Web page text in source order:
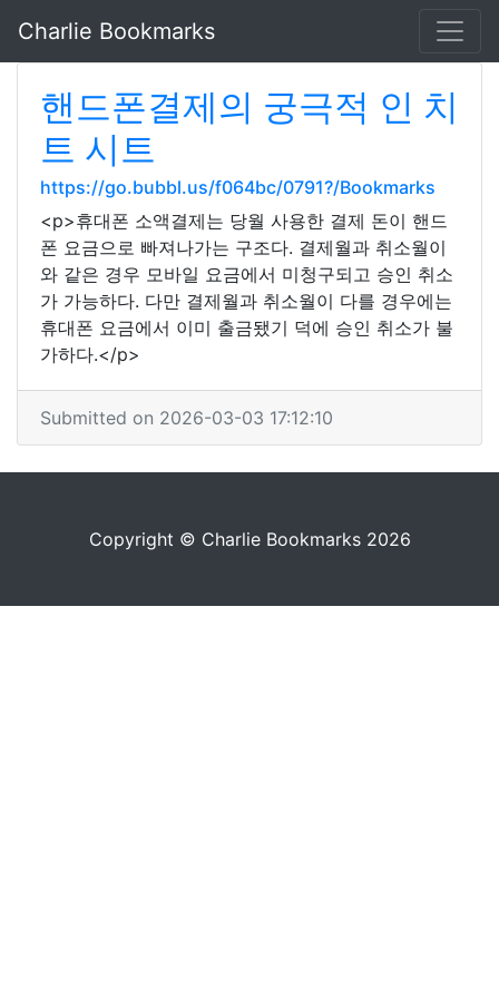
Charlie Bookmarks
핸드폰결제의 궁극적 인 치
트 시트
https://go.bubbl.us/f064bc/0791?/Bookmarks
<p>휴대폰 소액결제는 당월 사용한 결제 돈이 핸드
폰 요금으로 빠져나가는 구조다. 결제월과 취소월이
와 같은 경우 모바일 요금에서 미청구되고 승인 취소
가 가능하다. 다만 결제월과 취소월이 다를 경우에는
휴대폰 요금에서 이미 출금됐기 덕에 승인 취소가 불
가하다.</p>
Submitted on 2026-03-03 17:12:10
Copyright © Charlie Bookmarks 2026